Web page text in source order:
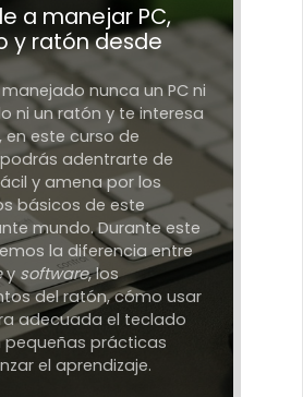
a manejar PC,
y ratón desde
nunca un PC ni
ni un ratón y te interesa
en este curso de
adentrarte de
y amena por los
básicos de este
mundo. Durante este
la diferencia entre
ysoftware, los
del ratón, cómo usar
adecuada el teclado
pequeñas prácticas
el aprendizaje.